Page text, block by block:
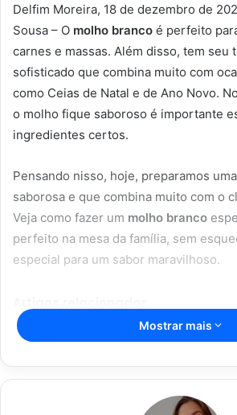
Delfim Moreira, 18 de dezembro de
Sousa – O molho branco é perfeito
carnes e massas. Além disso, tem seu
sofisticado que combina muito com
como Ceias de Natal e de Ano Novo.
o molho fique saboroso é importante
ingredientes certos.
Pensando nisso, hoje, preparamos
saborosa e que combina muito com o
Veja como fazer um molho branco
perfeito na mesa da família, sem
especial para um sabor maravilhoso.
dos 5 mi de
Mostrar mais